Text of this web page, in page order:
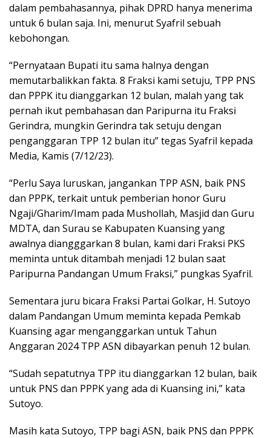
dalam pembahasannya, pihak DPRD hanya menerima
untuk 6 bulan saja. Ini, menurut Syafril sebuah
kebohongan.
“Pernyataan Bupati itu sama halnya dengan
memutarbalikkan fakta. 8 Fraksi kami setuju, TPP PNS
dan PPPK itu dianggarkan 12 bulan, malah yang tak
pernah ikut pembahasan dan Paripurna itu Fraksi
Gerindra, mungkin Gerindra tak setuju dengan
penganggaran TPP 12 bulan itu” tegas Syafril kepada
Media, Kamis (7/12/23).
“Perlu Saya luruskan, jangankan TPP ASN, baik PNS
dan PPPK, terkait untuk pemberian honor Guru
Ngaji/Gharim/Imam pada Mushollah, Masjid dan Guru
MDTA, dan Surau se Kabupaten Kuansing yang
awalnya diangggarkan 8 bulan, kami dari Fraksi PKS
meminta untuk ditambah menjadi 12 bulan saat
Paripurna Pandangan Umum Fraksi,” pungkas Syafril.
Sementara juru bicara Fraksi Partai Golkar, H. Sutoyo
dalam Pandangan Umum meminta kepada Pemkab
Kuansing agar menganggarkan untuk Tahun
Anggaran 2024 TPP ASN dibayarkan penuh 12 bulan.
“Sudah sepatutnya TPP itu dianggarkan 12 bulan, baik
untuk PNS dan PPPK yang ada di Kuansing ini,” kata
Sutoyo.
Masih kata Sutoyo, TPP bagi ASN, baik PNS dan PPPK